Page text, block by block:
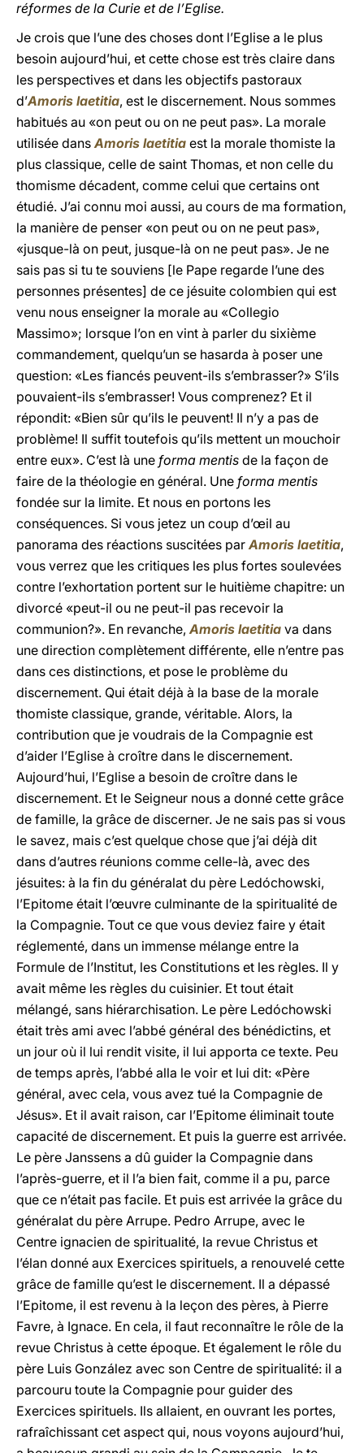
réformes de la Curie et de l’Eglise.
Je crois que l’une des choses dont l’Eglise a le plus
besoin aujourd’hui, et cette chose est très claire dans
les perspectives et dans les objectifs pastoraux
d’Amoris laetitia, est le discernement. Nous sommes
habitués au «on peut ou on ne peut pas». La morale
utilisée dansAmoris laetitia est la morale thomiste la
plus classique, celle de saint Thomas, et non celle du
thomisme décadent, comme celui que certains ont
étudié. J’ai connu moi aussi, au cours de ma formation,
la manière de penser «on peut ou on ne peut pas»,
«jusque-là on peut, jusque-là on ne peut pas». Je ne
sais pas si tu te souviens [le Pape regarde l’une des
personnes présentes] de ce jésuite colombien qui est
venu nous enseigner la morale au «Collegio
Massimo»; lorsque l’on en vint à parler du sixième
commandement, quelqu’un se hasarda à poser une
question: «Les fiancés peuvent-ils s’embrasser?» S’ils
pouvaient-ils s’embrasser! Vous comprenez? Et il
répondit: «Bien sûr qu’ils le peuvent! Il n’y a pas de
problème! Il suffit toutefois qu’ils mettent un mouchoir
entre eux». C’est là une forma mentis de la façon de
faire de la théologie en général. Une forma mentis
fondée sur la limite. Et nous en portons les
conséquences. Si vous jetez un coup d’œil au
panorama des réactions suscitées parAmoris laetitia,
vous verrez que les critiques les plus fortes soulevées
contre l’exhortation portent sur le huitième chapitre: un
divorcé «peut-il ou ne peut-il pas recevoir la
communion?». En revanche,Amoris laetitia va dans
une direction complètement différente, elle n’entre pas
dans ces distinctions, et pose le problème du
discernement. Qui était déjà à la base de la morale
thomiste classique, grande, véritable. Alors, la
contribution que je voudrais de la Compagnie est
d’aider l’Eglise à croître dans le discernement.
Aujourd’hui, l’Eglise a besoin de croître dans le
discernement. Et le Seigneur nous a donné cette grâce
de famille, la grâce de discerner. Je ne sais pas si vous
le savez, mais c’est quelque chose que j’ai déjà dit
dans d’autres réunions comme celle-là, avec des
jésuites: à la fin du généralat du père Ledóchowski,
l’Epitome était l’œuvre culminante de la spiritualité de
la Compagnie. Tout ce que vous deviez faire y était
réglementé, dans un immense mélange entre la
Formule de l’Institut, les Constitutions et les règles. Il y
avait même les règles du cuisinier. Et tout était
mélangé, sans hiérarchisation. Le père Ledóchowski
était très ami avec l’abbé général des bénédictins, et
un jour où il lui rendit visite, il lui apporta ce texte. Peu
de temps après, l’abbé alla le voir et lui dit: «Père
général, avec cela, vous avez tué la Compagnie de
Jésus». Et il avait raison, car l’Epitome éliminait toute
capacité de discernement. Et puis la guerre est arrivée.
Le père Janssens a dû guider la Compagnie dans
l’après-guerre, et il l’a bien fait, comme il a pu, parce
que ce n’était pas facile. Et puis est arrivée la grâce du
généralat du père Arrupe. Pedro Arrupe, avec le
Centre ignacien de spiritualité, la revue Christus et
l’élan donné aux Exercices spirituels, a renouvelé cette
grâce de famille qu’est le discernement. Il a dépassé
l’Epitome, il est revenu à la leçon des pères, à Pierre
Favre, à Ignace. En cela, il faut reconnaître le rôle de la
revue Christus à cette époque. Et également le rôle du
père Luis González avec son Centre de spiritualité: il a
parcouru toute la Compagnie pour guider des
Exercices spirituels. Ils allaient, en ouvrant les portes,
rafraîchissant cet aspect qui, nous voyons aujourd’hui,